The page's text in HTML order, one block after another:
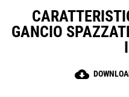
GANCIO
cloud_download